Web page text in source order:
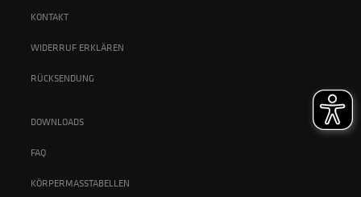
KONTAKT
WIDERRUF ERKLÄREN
RÜCKSENDUNG
DOWNLOADS
FAQ
KÖRPERMASSTABELLEN